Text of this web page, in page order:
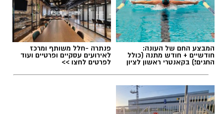
המבצע החם של העונה:
חודשיים + חודש מתנה (כולל
החגים!) בקאנטרי ראשון לציון
פנתרה -חלל משותף ומרכז
לאירועים עסקיים ופרטיים ועוד
לפרטים לחצו >>